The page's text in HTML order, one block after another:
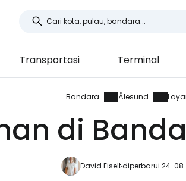
Transportasi Terminal
Bandara Ålesund
di
David Eiseltdiperbarui 24.